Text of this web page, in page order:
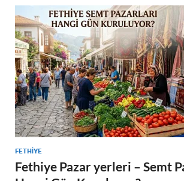
FETHIYE
Fethiye Pazar yerleri – Semt